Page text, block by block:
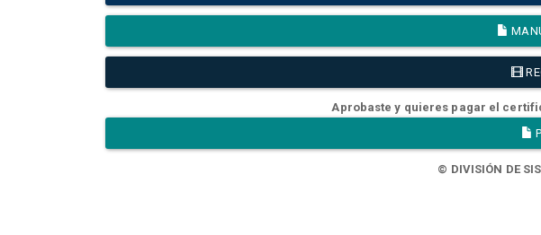
Aprobaste y quieres pagar el
© DIVISIÓN DE